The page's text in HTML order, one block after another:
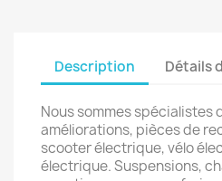
Description Détails
Nous sommes spécialistes
améliorations, pièces de
scooter électrique, vélo
électrique. Suspensions,